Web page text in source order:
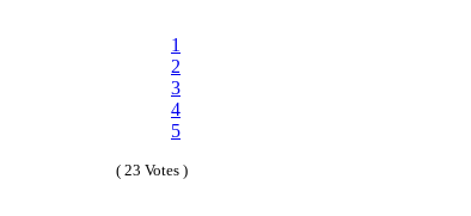
1
2
3
4
5
( 23 Votes )